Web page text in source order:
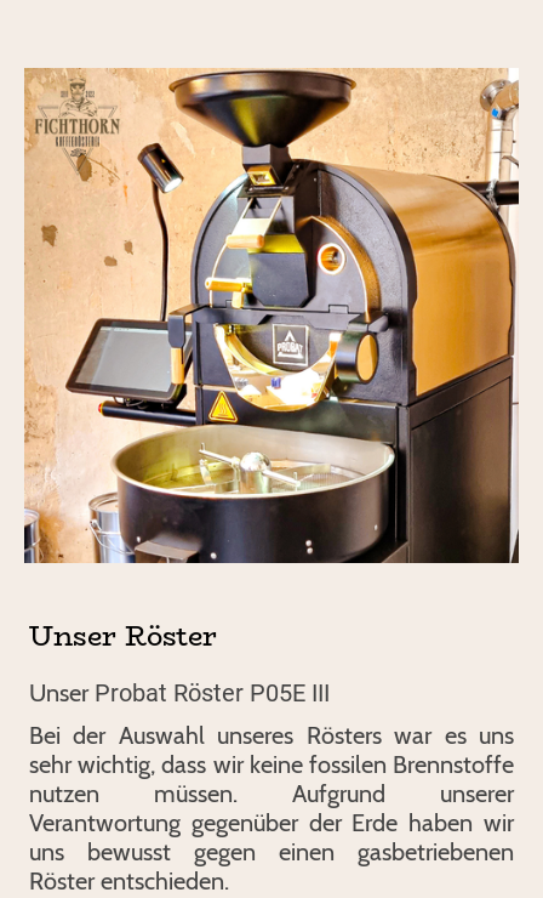
Unser Röster
Unser Probat Röster P05E III
Bei der Auswahl unseres Rösters war es uns
sehr wichtig, dass wir keine fossilen Brennstoffe
nutzen müssen. Aufgrund unserer
Verantwortung gegenüber der Erde haben wir
uns bewusst gegen einen gasbetriebenen
Röster entschieden.